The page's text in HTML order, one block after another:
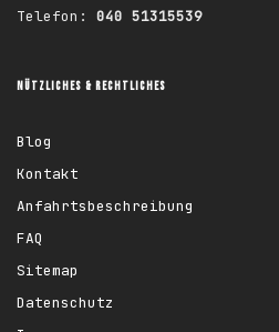
Telefon: 040 51315539
NÜTZLICHES & RECHTLICHES
Blog
Kontakt
Anfahrtsbeschreibung
FAQ
Sitemap
Datenschutz